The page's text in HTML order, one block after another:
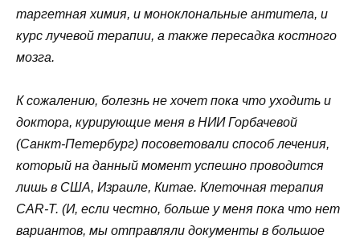
таргетная химия, и моноклональные антитела, и
курс лучевой терапии, а также пересадка костного
мозга.
К сожалению, болезнь не хочет пока что уходить и
доктора, курирующие меня в НИИ Горбачевой
(Санкт-Петербург) посоветовали способ лечения,
который на данный момент успешно проводится
лишь в США, Израиле, Китае. Клеточная терапия
CAR-T. (И, если честно, больше у меня пока что нет
вариантов, мы отправляли документы в большое